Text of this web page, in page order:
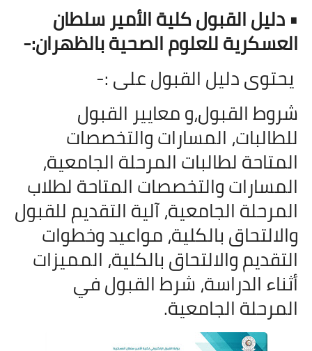
• دليل القبولكلية الأمير سلطان
العسكرية للعلوم الصحية بالظهران:-
يحتوى دليل القبول على :-
شروط القبول،و معايير القبول
للطالبات، المسارات والتخصصات
المتاحة لطالبات المرحلة الجامعية،
المسارات والتخصصات المتاحة لطلاب
المرحلة الجامعية، آلية التقديم للقبول
والالتحاق بالكلية، مواعيد وخطوات
التقديم والالتحاق بالكلية، المميزات
أثناء الدراسة، شرط القبول في
المرحلة الجامعية.